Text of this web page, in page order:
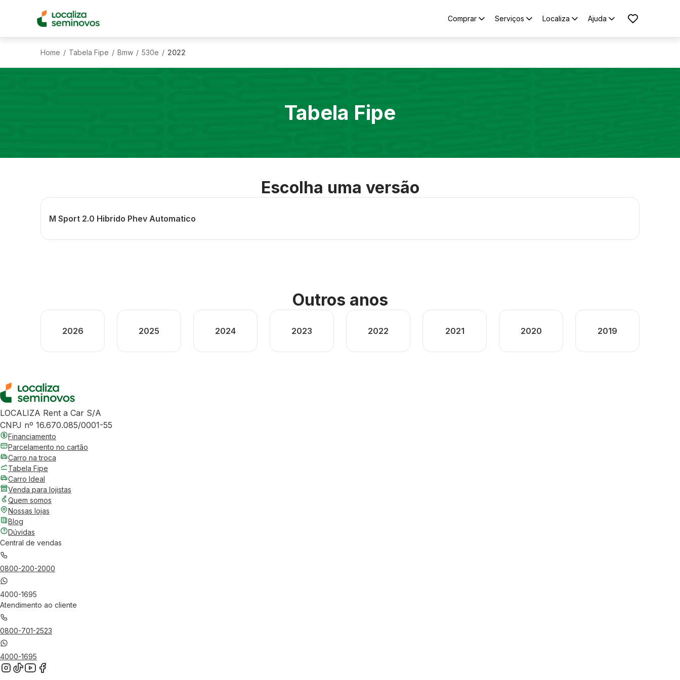
Comprar Serviços Localiza Ajuda
Home / Tabela Fipe / Bmw / 530e / 2022
Tabela Fipe
Escolha uma versão
M Sport 2.0 Hibrido Phev Automatico
Outros anos
2026 2025 2024 2023 2022 2021 2020 2019
LOCALIZA Rent a Car S/A
CNPJ nº 16.670.085/0001-55
Financiamento
Parcelamento no cartão
Carro na troca
Tabela Fipe
Carro Ideal
Venda para lojistas
Quem somos
Nossas lojas
Blog
Dúvidas
Central de vendas
0800-200-2000
4000-1695
Atendimento ao cliente
0800-701-2523
4000-1695